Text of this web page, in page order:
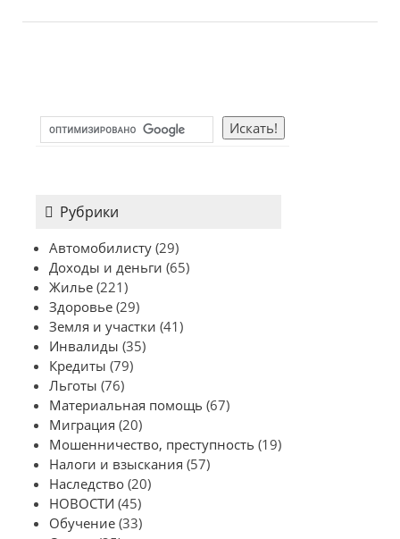
Рубрики
Автомобилисту (29)
Доходы и деньги (65)
Жилье (221)
Здоровье (29)
Земля и участки (41)
Инвалиды (35)
Кредиты (79)
Льготы (76)
Материальная помощь (67)
Миграция (20)
Мошенничество, преступность (19)
Налоги и взыскания (57)
Наследство (20)
НОВОСТИ (45)
Обучение (33)